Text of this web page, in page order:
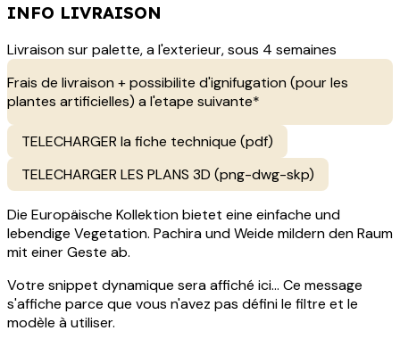
INFO LIVRAISON
Livraison sur palette, a l'exterieur, sous 4 semaines
Frais de livraison + possibilite d'ignifugation (pour les
plantes artificielles) a l'etape suivante*
TELECHARGER la fiche technique (pdf)
TELECHARGER LES PLANS 3D (png-dwg-skp)
Die Europäische Kollektion bietet eine einfache und
lebendige Vegetation. Pachira und Weide mildern den Raum
mit einer Geste ab.
Votre snippet dynamique sera affiché ici... Ce message
s'affiche parce que vous n'avez pas défini le filtre et le
modèle à utiliser.